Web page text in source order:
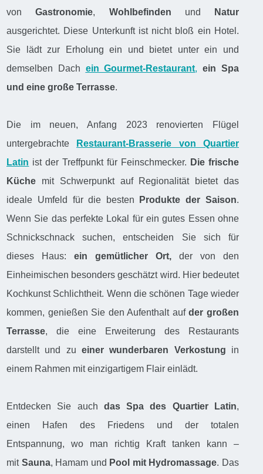
vonGastronomie, Wohlbefinden und
Natur
ausgerichtet. Diese Unterkunft ist nicht bloß ein Hotel.
Sie lädt zur Erholung ein und bietet unter ein und
demselben Dach ein Gourmet-Restaurant, ein Spa
und eine große Terrasse.
Die im neuen, Anfang 2023 renovierten Flügel
untergebrachte
Restaurant-Brasserie von Quartier
Latin ist der Treffpunkt für Feinschmecker. Die frische
Küche mit Schwerpunkt auf Regionalität bietet das
ideale Umfeld für die besten
Produkte der Saison.
Wenn Sie das perfekte Lokal für ein gutes Essen ohne
Schnickschnack suchen, entscheiden Sie sich für
dieses Haus:ein gemütlicher Ort, der von den
Einheimischen besonders geschätzt wird. Hier bedeutet
Kochkunst Schlichtheit. Wenn die schönen Tage wieder
kommen, genießen Sie den Aufenthalt aufder großen
Terrasse, die eine Erweiterung des Restaurants
darstellt und zu einer wunderbaren Verkostung in
einem Rahmen mit einzigartigem Flair einlädt.
Entdecken Sie auch das Spa des Quartier Latin,
einen Hafen des Friedens und der totalen
Entspannung, wo man richtig Kraft tanken kann –
mit Sauna, Hamam und Pool mit Hydromassage. Das